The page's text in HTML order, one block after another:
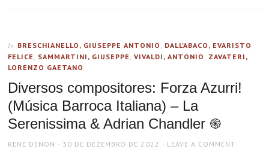
In BRESCHIANELLO, GIUSEPPE ANTONIO , DALL'ABACO, EVARISTO
FELICE , SAMMARTINI, GIUSEPPE ,VIVALDI, ANTONIO , ZAVATERI,
LORENZO GAETANO
Diversos compositores: Forza Azurri!
(Música Barroca Italiana) – La
Serenissima & Adrian Chandler ֍
AUTHOR
RENÉ DENON
POSTED
30 DE DEZEMBRO DE 2022 LEAVE A COMMENT